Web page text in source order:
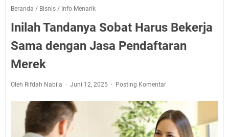
Beranda / Bisnis / Info Menarik
Inilah Tandanya Sobat Harus Bekerja
Sama dengan Jasa Pendaftaran
Merek
Oleh Rifdah Nabila Juni 12, 2025 Posting Komentar